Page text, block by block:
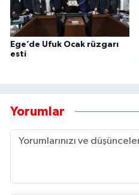
Ege’de Ufuk Ocak rüzgarı
esti
Yorumlar